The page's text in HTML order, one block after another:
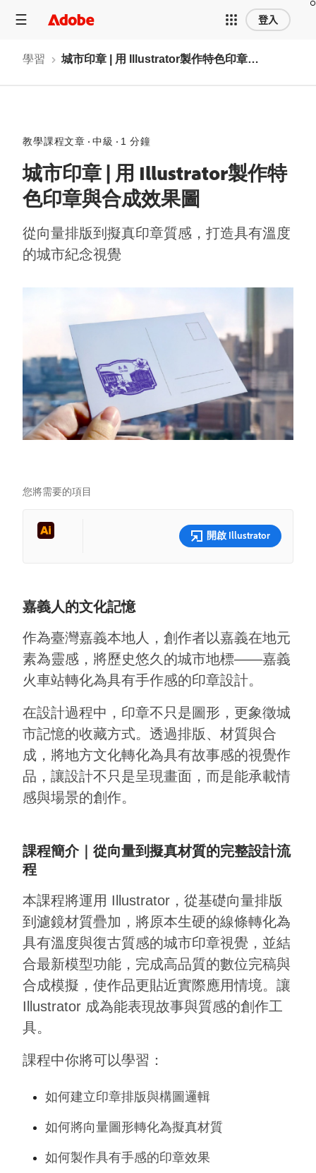
登入
學習 城市印章 | 用 Illustrator製作特色印章與合成效果圖
教學課程文章 中級 1 分鐘
城市印章 | 用 Illustrator製作特
色印章與合成效果圖
從向量排版到擬真印章質感，打造具有溫度
的城市紀念視覺
您將需要的項目
開啟 Illustrator
嘉義人的文化記憶
作為臺灣嘉義本地人，創作者以嘉義在地元
素為靈感，將歷史悠久的城市地標――嘉義
火車站轉化為具有手作感的印章設計。
在設計過程中，印章不只是圖形，更象徵城
市記憶的收藏方式。透過排版、材質與合
成，將地方文化轉化為具有故事感的視覺作
品，讓設計不只是呈現畫面，而是能承載情
感與場景的創作。
課程簡介｜從向量到擬真材質的完整設計流
程
本課程將運用 Illustrator，從基礎向量排版
到濾鏡材質疊加，將原本生硬的線條轉化為
具有溫度與復古質感的城市印章視覺，並結
合最新模型功能，完成高品質的數位完稿與
合成模擬，使作品更貼近實際應用情境。讓
Illustrator 成為能表現故事與質感的創作工
具。
課程中你將可以學習：
如何建立印章排版與構圖邏輯
如何將向量圖形轉化為擬真材質
如何製作具有手感的印章效果